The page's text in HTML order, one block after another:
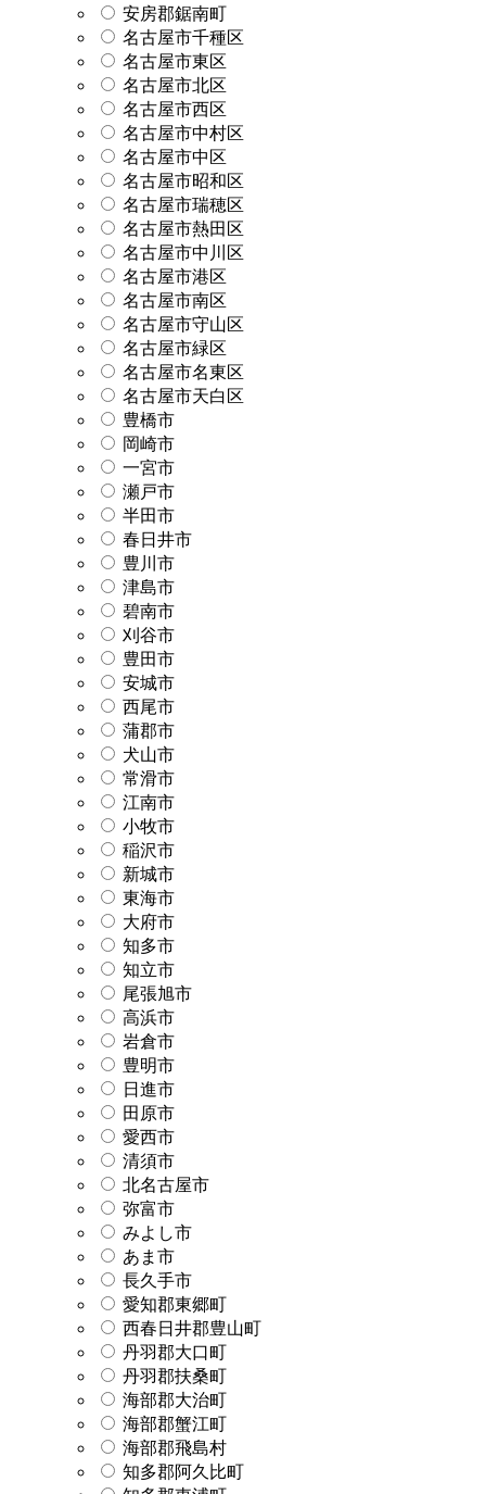
安房郡鋸南町
名古屋市千種区
名古屋市東区
名古屋市北区
名古屋市西区
名古屋市中村区
名古屋市中区
名古屋市昭和区
名古屋市瑞穂区
名古屋市熱田区
名古屋市中川区
名古屋市港区
名古屋市南区
名古屋市守山区
名古屋市緑区
名古屋市名東区
名古屋市天白区
豊橋市
岡崎市
一宮市
瀬戸市
半田市
春日井市
豊川市
津島市
碧南市
刈谷市
豊田市
安城市
西尾市
蒲郡市
犬山市
常滑市
江南市
小牧市
稲沢市
新城市
東海市
大府市
知多市
知立市
尾張旭市
高浜市
岩倉市
豊明市
日進市
田原市
愛西市
清須市
北名古屋市
弥富市
みよし市
あま市
長久手市
愛知郡東郷町
西春日井郡豊山町
丹羽郡大口町
丹羽郡扶桑町
海部郡大治町
海部郡蟹江町
海部郡飛島村
知多郡阿久比町